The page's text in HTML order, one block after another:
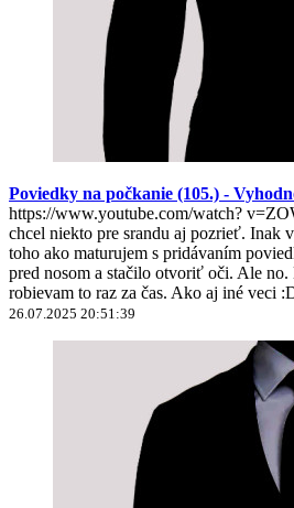
Poviedky na počkanie (105.) -
https://www.youtube.com/watch?
chcel niekto pre srandu aj pozrieť. Inak
toho ako maturujem s pridávaním
pred nosom a stačilo otvoriť oči. Ale
robievam to raz za čas. Ako aj iné veci
26.07.2025 20:51:39